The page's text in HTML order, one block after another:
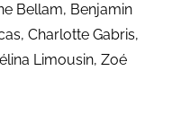
Bellam, Benjamin
Charlotte Gabris,
Limousin, Zoé